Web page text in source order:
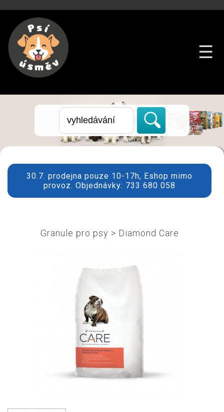
☰
30.7. prodejna pouze 10-17h, Eshop mimo
provoz. Objednávky: 733 680 058
Granule pro psy > Diamond Care